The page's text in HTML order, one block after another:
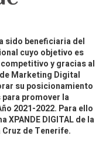
sido beneficiaria del
cuyo objetivo es
y gracias al
Marketing Digital
su posicionamiento
promover la
2021-2022. Para ello
DIGITAL de la
de Tenerife.